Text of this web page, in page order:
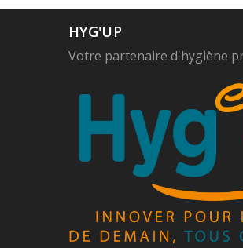
HYG'UP
Votre partenaire d'hygiène